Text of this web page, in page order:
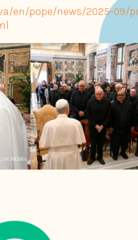
en/pope/news/2025-09/